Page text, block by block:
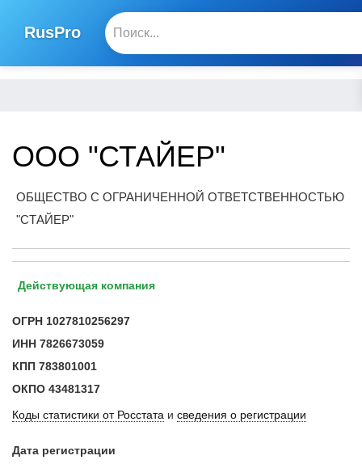
RusPro
ООО "СТАЙЕР"
ОБЩЕСТВО С ОГРАНИЧЕННОЙ ОТВЕТСТВЕННОСТЬЮ
"СТАЙЕР"
Действующая компания
ОГРН 1027810256297
ИНН 7826673059
КПП 783801001
ОКПО 43481317
Коды статистики от Росстата и сведения о регистрации
Дата регистрации